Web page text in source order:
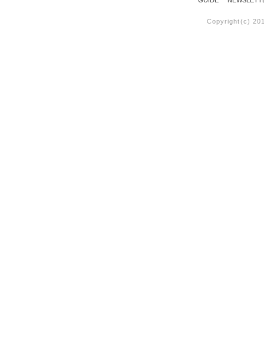
Copyright(c)